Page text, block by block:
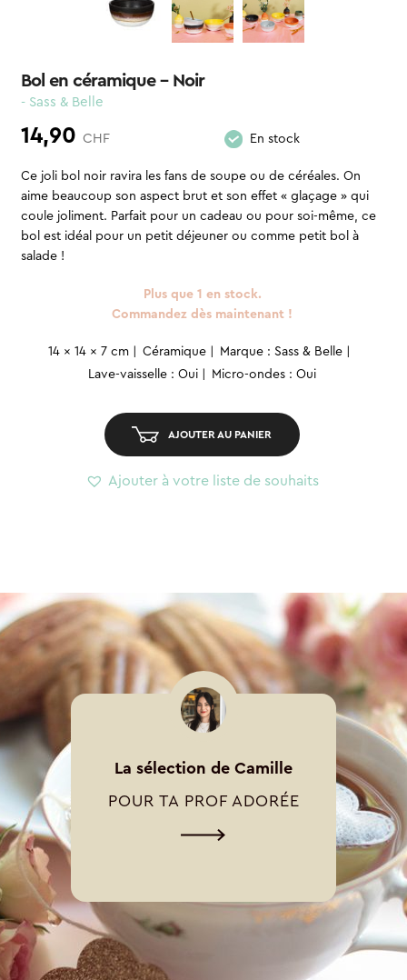
Bol en céramique – Noir
- Sass & Belle
14,90 CHF En stock
Ce joli bol noir ravira les fans de soupe ou de céréales. On
aime beaucoup son aspect brut et son effet « glaçage » qui
coule joliment. Parfait pour un cadeau ou pour soi-même, ce
bol est idéal pour un petit déjeuner ou comme petit bol à
salade !
Plus que 1 en stock.
Commandez dès maintenant !
quantité
de
céramique
Noir
14 x 14 x 7 cm Céramique
Marque : Sass & Belle
Lave-vaisselle : Oui
Micro-ondes : Oui
AJOUTER AU PANIER
Ajouter à votre liste de souhaits
La sélection de Camille
POUR TA PROF ADORÉE